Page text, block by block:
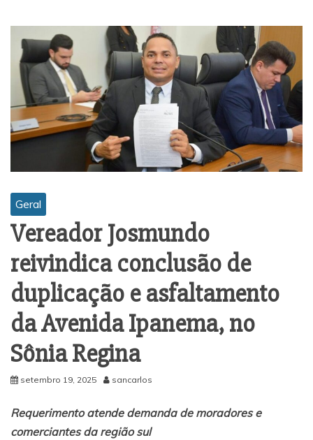
Geral
Vereador Josmundo
reivindica conclusão de
duplicação e asfaltamento
da Avenida Ipanema, no
Sônia Regina
setembro 19, 2025 sancarlos
Requerimento atende demanda de moradores e
comerciantes da região sul